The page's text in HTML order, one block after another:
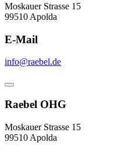
Moskauer Strasse 15
99510 Apolda
E-Mail
info@raebel.de
Raebel OHG
Moskauer Strasse 15
99510 Apolda